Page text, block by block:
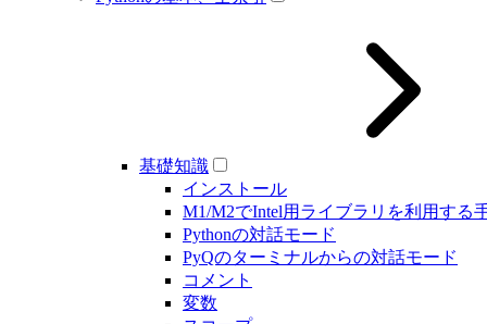
基礎知識
インストール
M1/M2でIntel用ライブラリを利用する
Pythonの対話モード
PyQのターミナルからの対話モード
コメント
変数